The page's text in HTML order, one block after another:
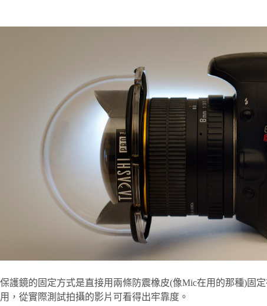
保護鏡的固定方式是直接用兩條防震橡皮(像Mic在用的那種)固
用，從實際測試拍攝的影片可看得出牢靠度。